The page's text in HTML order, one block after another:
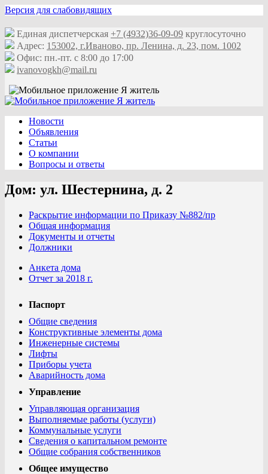
Версия для слабовидящих
Единая диспетчерская +7 (4932)36-09-09 круглосуточно
Адрес: 153002, г.Иваново, пр. Ленина, д. 23, пом. 1002
Офис: пн.-пт. с 8:00 до 17:00
ivanovogkh@mail.ru
Новости
Объявления
Статьи
О компании
Вопросы и ответы
Дом: ул. Шестернина, д. 2
Раскрытие информации по Приказу №882/пр
Общая информация
Документы и отчеты
Должники
Анкета дома
Отчет за 2018 г.
Паспорт
Общие сведения
Конструктивные элементы дома
Инженерные системы
Лифты
Приборы учета
Аварийность дома
Управление
Управляющая организация
Выполняемые работы (услуги)
Коммунальные услуги
Сведения о капитальном ремонте
Общие собрания собственников
Общее имущество